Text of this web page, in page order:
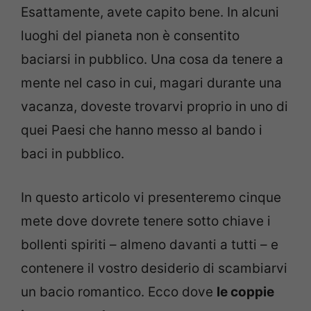
Esattamente, avete capito bene. In alcuni
luoghi del pianeta non è consentito
baciarsi in pubblico. Una cosa da tenere a
mente nel caso in cui, magari durante una
vacanza, doveste trovarvi proprio in uno di
quei Paesi che hanno messo al bando i
baci in pubblico.
In questo articolo vi presenteremo cinque
mete dove dovrete tenere sotto chiave i
bollenti spiriti – almeno davanti a tutti – e
contenere il vostro desiderio di scambiarvi
un bacio romantico. Ecco dove le coppie